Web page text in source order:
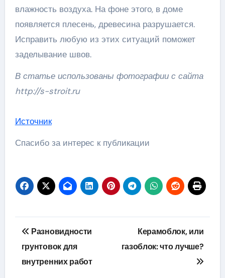
влажность воздуха. На фоне этого, в доме
появляется плесень, древесина разрушается.
Исправить любую из этих ситуаций поможет
заделывание швов.
В статье использованы фотографии с сайта
http://s-stroit.ru
Источник
Спасибо за интерес к публикации
Навигация
по
записям
Разновидности
грунтовок для
внутренних работ
Керамоблок, или
газоблок: что лучше?